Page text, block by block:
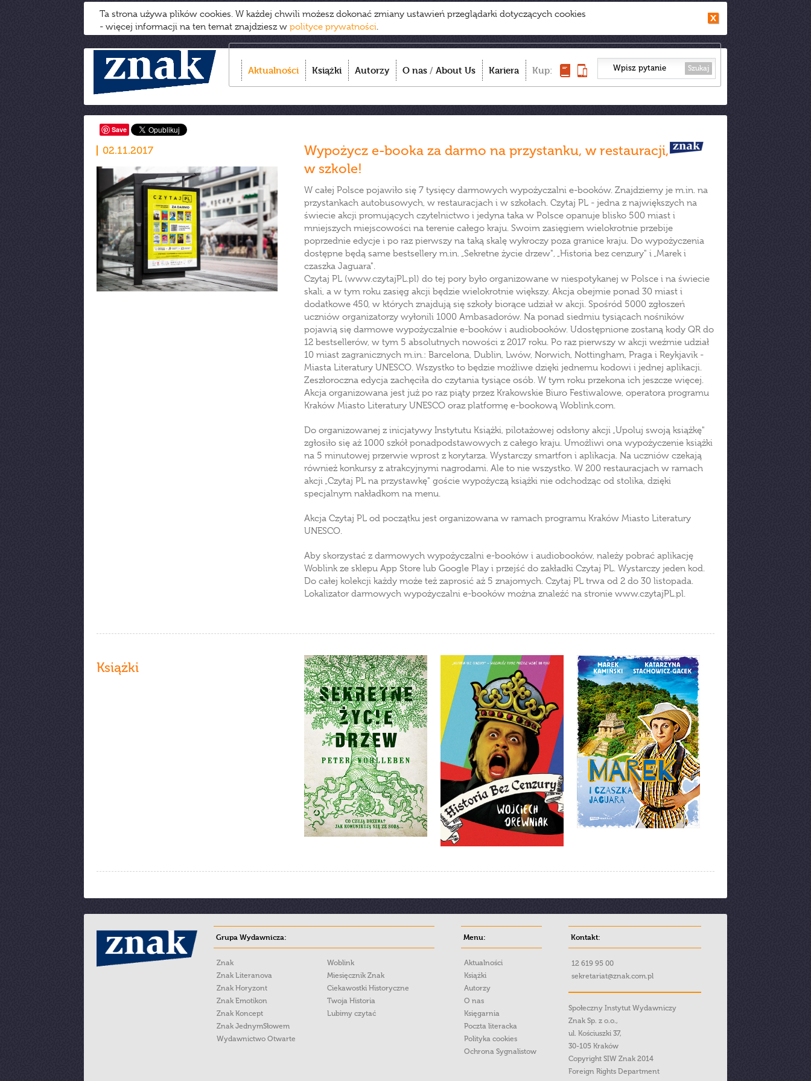
Ta strona używa plików cookies. W każdej chwili możesz dokonać zmiany ustawień przeglądarki dotyczących cookies
- więcej informacji na ten temat znajdziesz w polityce prywatności.
Aktualności Książki Autorzy O nas / About Us Kariera Kup: Szukaj
Save
02.11.2017
Wypożycz e-booka za darmo na przystanku, w restauracji,
w szkole!
W całej Polsce pojawiło się 7 tysięcy darmowych wypożyczalni e-booków. Znajdziemy je m.in. na
przystankach autobusowych, w restauracjach i w szkołach. Czytaj PL - jedna z największych na
świecie akcji promujących czytelnictwo i jedyna taka w Polsce opanuje blisko 500 miast i
mniejszych miejscowości na terenie całego kraju. Swoim zasięgiem wielokrotnie przebije
poprzednie edycje i po raz pierwszy na taką skalę wykroczy poza granice kraju. Do wypożyczenia
dostępne będą same bestsellery m.in. „Sekretne życie drzew", „Historia bez cenzury" i „Marek i
czaszka Jaguara".
Czytaj PL (www.czytajPL.pl) do tej pory było organizowane w niespotykanej w Polsce i na świecie
skali, a w tym roku zasięg akcji będzie wielokrotnie większy. Akcja obejmie ponad 30 miast i
dodatkowe 450, w których znajdują się szkoły biorące udział w akcji. Spośród 5000 zgłoszeń
uczniów organizatorzy wyłonili 1000 Ambasadorów. Na ponad siedmiu tysiącach nośników
pojawią się darmowe wypożyczalnie e-booków i audiobooków. Udostępnione zostaną kody QR do
12 bestsellerów, w tym 5 absolutnych nowości z 2017 roku. Po raz pierwszy w akcji weźmie udział
10 miast zagranicznych m.in.: Barcelona, Dublin, Lwów, Norwich, Nottingham, Praga i Reykjavik -
Miasta Literatury UNESCO. Wszystko to będzie możliwe dzięki jednemu kodowi i jednej aplikacji.
Zeszłoroczna edycja zachęciła do czytania tysiące osób. W tym roku przekona ich jeszcze więcej.
Akcja organizowana jest już po raz piąty przez Krakowskie Biuro Festiwalowe, operatora programu
Kraków Miasto Literatury UNESCO oraz platformę e-bookową Woblink.com.
Do organizowanej z inicjatywy Instytutu Książki, pilotażowej odsłony akcji „Upoluj swoją książkę"
zgłosiło się aż 1000 szkół ponadpodstawowych z całego kraju. Umożliwi ona wypożyczenie książki
na 5 minutowej przerwie wprost z korytarza. Wystarczy smartfon i aplikacja. Na uczniów czekają
również konkursy z atrakcyjnymi nagrodami. Ale to nie wszystko. W 200 restauracjach w ramach
akcji „Czytaj PL na przystawkę" goście wypożyczą książki nie odchodząc od stolika, dzięki
specjalnym nakładkom na menu.
Akcja Czytaj PL od początku jest organizowana w ramach programu Kraków Miasto Literatury
UNESCO.
Aby skorzystać z darmowych wypożyczalni e-booków i audiobooków, należy pobrać aplikację
Woblink ze sklepu App Store lub Google Play i przejść do zakładki Czytaj PL. Wystarczy jeden kod.
Do całej kolekcji każdy może też zaprosić aż 5 znajomych. Czytaj PL trwa od 2 do 30 listopada.
Lokalizator darmowych wypożyczalni e-booków można znaleźć na stronie www.czytajPL.pl.
Książki
Grupa Wydawnicza:
Znak
Znak Literanova
Znak Horyzont
Znak Emotikon
Znak Koncept
Znak JednymSłowem
Wydawnictwo Otwarte
Woblink
Miesięcznik Znak
Ciekawostki Historyczne
Twoja Historia
Lubimy czytać
Menu:
Aktualności
Książki
Autorzy
O nas
Księgarnia
Poczta literacka
Polityka cookies
Ochrona Sygnalistow
Kontakt:
12 619 95 00
sekretariat@znak.com.pl
Społeczny Instytut Wydawniczy
Znak Sp. z o.o.,
ul. Kościuszki 37,
30-105 Kraków
Copyright SIW Znak 2014
Foreign Rights Department